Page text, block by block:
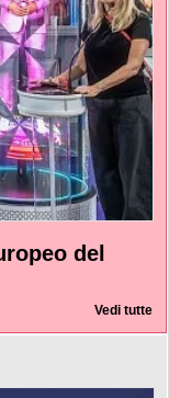
del
Vedi tutte